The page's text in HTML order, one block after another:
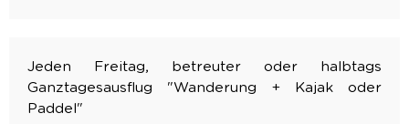
Jeden Freitag, betreuter oder halbtags
Ganztagesausflug "Wanderung + Kajak oder
Paddel"